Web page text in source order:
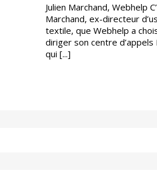
Julien Marchand, Webhelp
Marchand, ex-directeur
textile, que Webhelp a
diriger son centre d’appels
qui [...]